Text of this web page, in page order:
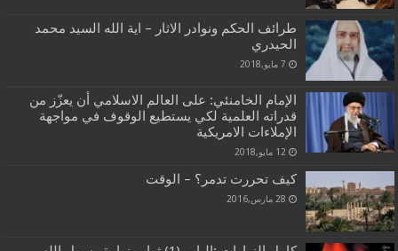
طرائف الحكم ونوادر الاثار – اية الله السيد محمد
الحيدري
7 مايو,2018
الإمام الخامنئي: على العالم الاسلامي أن يعزّز من
قدراته العلمية لكي يستطيع الوقوف في مواجهة
الإملاءات الامريكية
12 مايو,2018
كيف تحررت تدمر؟ – الوقت
28 مارس,2016